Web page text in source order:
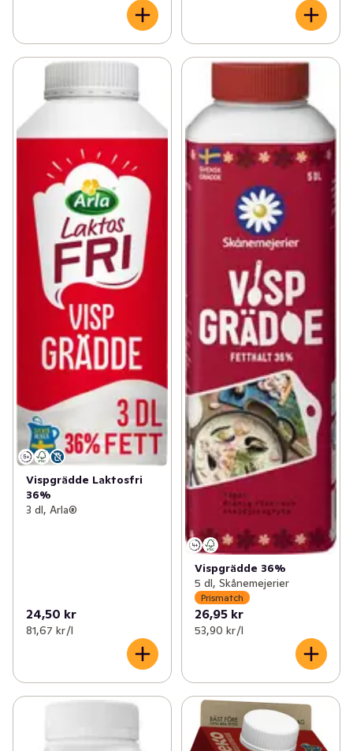
Vispgrädde Laktosfri
36%
3 dl, Arla®
24,50 kr
81,67 kr /l
Vispgrädde 36%
5 dl, Skånemejerier
Prismatch
26,95 kr
53,90 kr /l